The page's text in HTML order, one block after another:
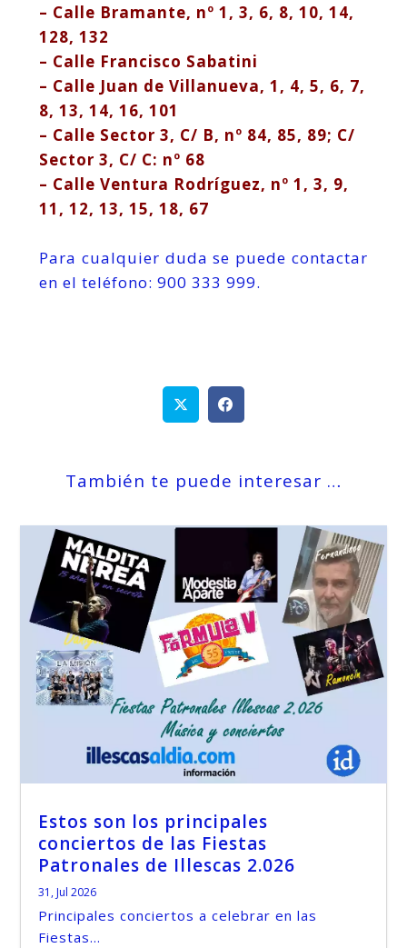
– Calle Bramante, nº 1, 3, 6, 8, 10, 14,
128, 132
– Calle Francisco Sabatini
– Calle Juan de Villanueva, 1, 4, 5, 6, 7,
8, 13, 14, 16, 101
– Calle Sector 3, C/ B, nº 84, 85, 89; C/
Sector 3, C/ C: nº 68
– Calle Ventura Rodríguez, nº 1, 3, 9,
11, 12, 13, 15, 18, 67
Para cualquier duda se puede contactar
en el teléfono: 900 333 999.
También te puede interesar …
Estos son los principales
conciertos de las Fiestas
Patronales de Illescas 2.026
31, Jul 2026
Principales conciertos a celebrar en las
Fiestas...